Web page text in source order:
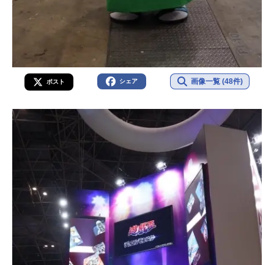
ポスト シェア 画像一覧 (48件)